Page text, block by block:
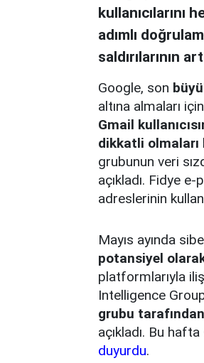
kullanıcılarını
adımlı
saldırılarının
Google, son
altına almaları
Gmail
dikkatli olmaları
grubunun veri
açıkladı. Fidye
adreslerinin
Mayıs ayında
potansiyel olarak
platformlarıyla
Intelligence
grubu
açıkladı. Bu hafta
duyurdu.